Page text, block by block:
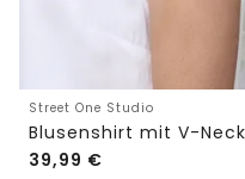
Street One Studio
39,99 €